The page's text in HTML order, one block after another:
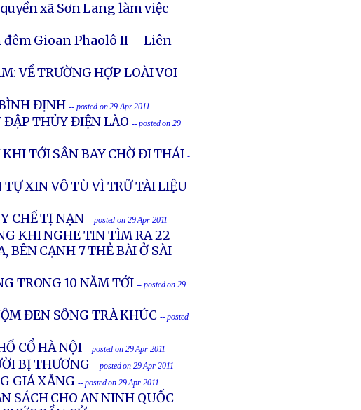
xã Sơn Lang làm việc --
Gioan Phaolô II – Liên
VỀ TRƯỜNG HỢP LOÀI VOI
ĐỊNH -- posted on 29 Apr 2011
ĐẬP THỦY ĐIỆN LÀO -- posted on 29
TỚI SÂN BAY CHỜ ĐI THÁI -
XIN VÔ TÙ VÌ TRỮ TÀI LIỆU
CHẾ TỊ NẠN-- posted on 29 Apr 2011
KHI NGHE TIN TÌM RA 22
BÊN CẠNH 7 THẺ BÀI Ở SÀI
TRONG 10 NĂM TỚI -- posted on 29
ĐEN SÔNG TRÀ KHÚC -- posted
CỔ HÀ NỘI-- posted on 29 Apr 2011
BỊ THƯƠNG -- posted on 29 Apr 2011
GIÁ XĂNG -- posted on 29 Apr 2011
SÁCH CHO AN NINH QUỐC